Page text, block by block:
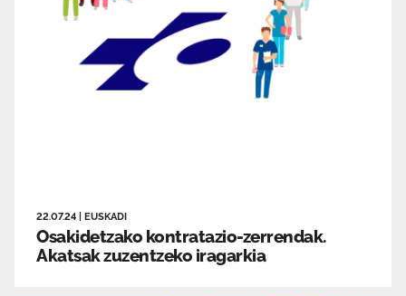
22.07.24 EUSKADI
Osakidetzako kontratazio-zerrendak.
Akatsak zuzentzeko iragarkia